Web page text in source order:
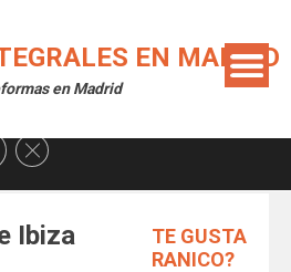
EN MADRID
en Madrid
Ibiza
TE GUSTA
RANICO?
qué cookies utilizamos o
.
Close GDPR Cookie Banner